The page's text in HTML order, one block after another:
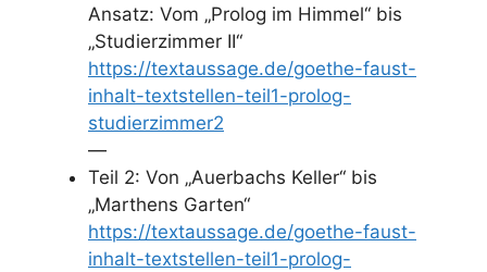
Ansatz: Vom „Prolog im Himmel“ bis
„Studierzimmer II“
https://textaussage.de/goethe-faust-
inhalt-textstellen-teil1-prolog-
studierzimmer2
—
Teil 2: Von „Auerbachs Keller“ bis
„Marthens Garten“
https://textaussage.de/goethe-faust-
inhalt-textstellen-teil1-prolog-